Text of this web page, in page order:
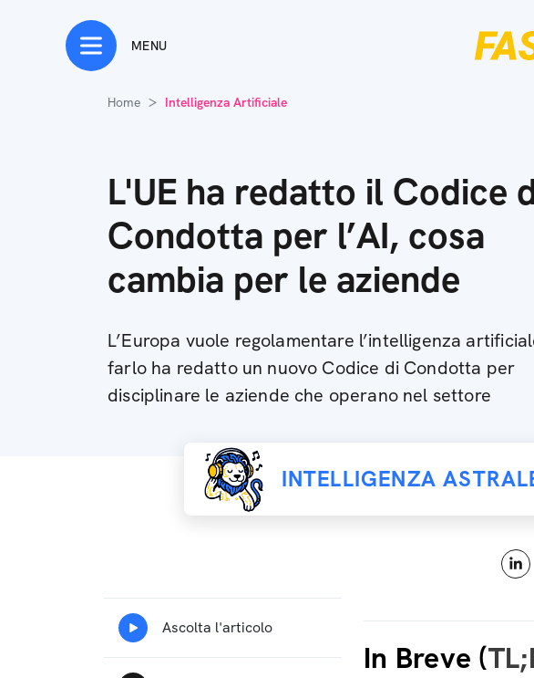
MENU
Home Intelligenza Artificiale
L'UE ha redatto il Codice
Condotta per l’AI, cosa
cambia per le aziende
L’Europa vuole regolamentare l’intelligenza
farlo ha redatto un nuovo Codice di Condotta per
disciplinare le aziende che operano nel settore
INTELLIGENZA
In Breve (